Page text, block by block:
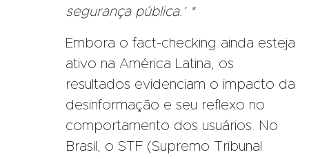
segurança pública.’ *
Embora o fact-checking ainda esteja
ativo na América Latina, os
resultados evidenciam o impacto da
desinformação e seu reflexo no
comportamento dos usuários. No
Brasil, o STF (Supremo Tribunal